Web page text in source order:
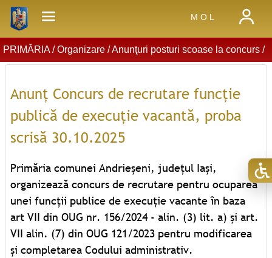
M O L
PRIMĂRIA /Organizare/Anunţuri posturi scoase la concurs/
Anunț Concurs de recrutare funcție
publică de execuție vacantă, proba
scrisă 30.10.2025
Primăria comunei Andrieșeni, județul Iași,
organizează concurs de recrutare pentru ocuparea
unei funcții publice de execuție vacante în baza
art VII din OUG nr. 156/2024 - alin. (3) lit. a) și art.
VII alin. (7) din OUG 121/2023 pentru modificarea
și completarea Codului administrativ.